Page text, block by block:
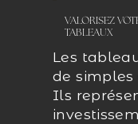
VALORISEZ
TABLEAUX
Les
de simples
Ils